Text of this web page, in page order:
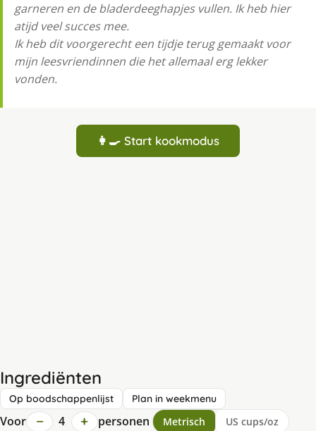
garneren en de bladerdeeghapjes vullen. Ik heb hier
atijd veel succes mee.
Ik heb dit voorgerecht een tijdje terug gemaakt voor
mijn leesvriendinnen die het allemaal erg lekker
vonden.
👩‍🍳 Start kookmodus
Ingrediënten
Op boodschappenlijst Plan in weekmenu
Voor − 4 + personen Metrisch US cups/oz